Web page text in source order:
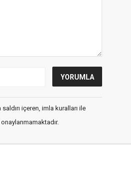
içeren, imla kuralları ile